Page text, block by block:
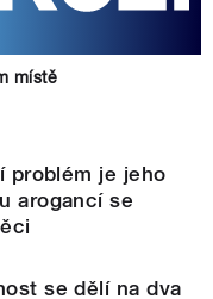
místě
problém je jeho
arogancí se
se dělí na dva